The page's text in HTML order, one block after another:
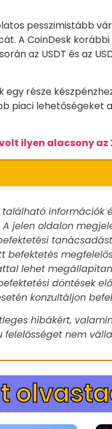
pesszimistább
A CoinDesk
az USDT és az
egy része
piaci lehetőségeket
ilyen alacsony
információk
jelen oldalon
befektetés
lehet
döntések
konzultáljon
hibákért,
nem